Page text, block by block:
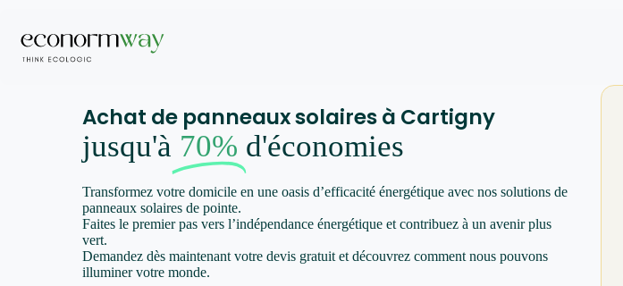
Achat de panneaux solaires à Cartigny
jusqu'à 70% d'économies
Transformez votre domicile en une oasis d’efficacité énergétique avec nos solutions de
panneaux solaires de pointe.
Faites le premier pas vers l’indépendance énergétique et contribuez à un avenir plus
vert.
Demandez dès maintenant votre devis gratuit et découvrez comment nous pouvons
illuminer votre monde.